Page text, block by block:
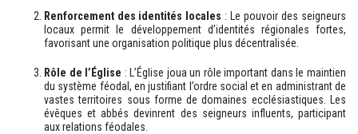
Renforcement des identités locales : Le pouvoir des seigneurs
locaux permit le développement d’identités régionales fortes,
favorisant une organisation politique plus décentralisée.
Rôle de l’Église : L’Église joua un rôle important dans le maintien
du système féodal, en justifiant l’ordre social et en administrant de
vastes territoires sous forme de domaines ecclésiastiques. Les
évêques et abbés devinrent des seigneurs influents, participant
aux relations féodales.